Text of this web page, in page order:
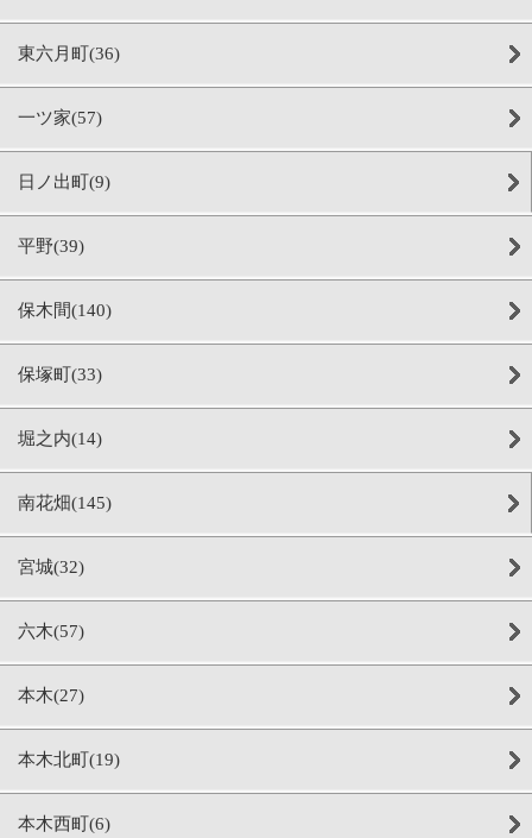
東六月町(36)
一ツ家(57)
日ノ出町(9)
平野(39)
保木間(140)
保塚町(33)
堀之内(14)
南花畑(145)
宮城(32)
六木(57)
本木(27)
本木北町(19)
本木西町(6)